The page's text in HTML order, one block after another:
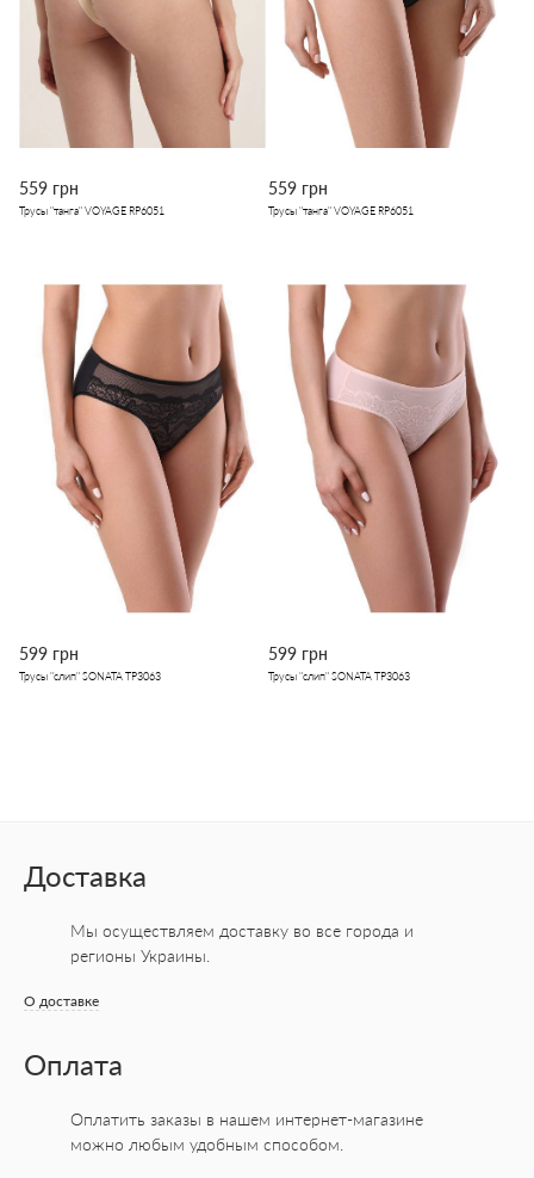
559 грн
Трусы "танга" VOYAGE RP6051
559 грн
Трусы "танга" VOYAGE RP6051
599 грн
Трусы "слип" SONATA TP3063
599 грн
Трусы "слип" SONATA TP3063
Доставка
Мы осуществляем доставку во все города и
регионы Украины.
О доставке
Оплата
Оплатить заказы в нашем интернет-магазине
можно любым удобным способом.